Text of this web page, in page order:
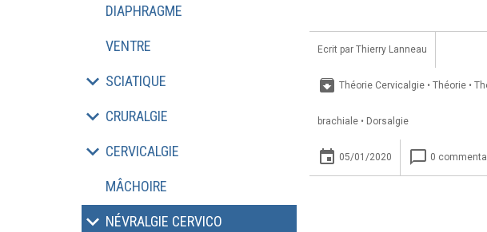
DIAPHRAGME
VENTRE
SCIATIQUE
CRURALGIE
CERVICALGIE
MÂCHOIRE
NÉVRALGIE CERVICO
Ecrit par Thierry Lanneau
archive Théorie Cervicalgie• Théorie•
brachiale• Dorsalgie
insert_invitation 05/01/2020 chat_bubble_outline 0